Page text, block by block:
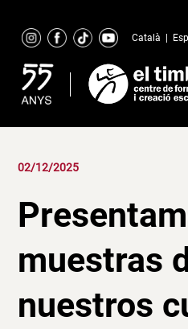
content
Català
02/12/2025
muestras
nuestros